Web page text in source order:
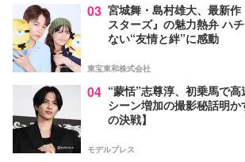
03 宮城舞・島村雄大、最新
スターズ』の魅力熱弁 ハ
ない“友情と絆”に感動
東宝東和株式会社
04 “蒙恬”志尊淳、初乗馬で
シーン増加の撮影秘話明
の決戦】
モデルプレス